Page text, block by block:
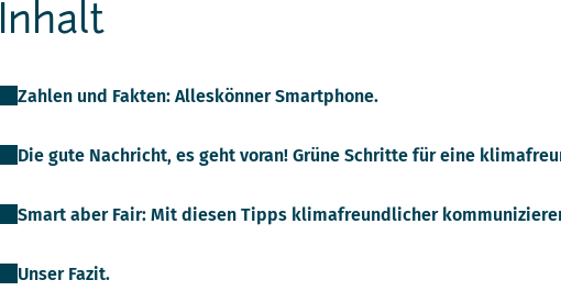
Inhalt
Zahlen und Fakten: Alleskönner Smartphone.
Die gute Nachricht, es geht voran! Grüne Schritte für eine
Smart aber Fair: Mit diesen Tipps klimafreundlicher
Unser Fazit.